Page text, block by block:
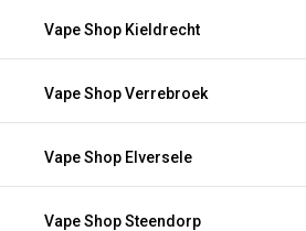
Vape Shop Kieldrecht
Vape Shop Verrebroek
Vape Shop Elversele
Vape Shop Steendorp